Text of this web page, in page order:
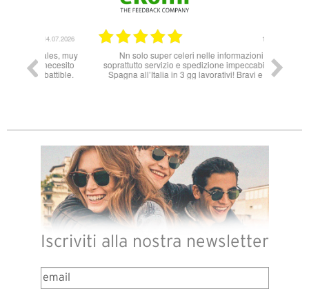
Nn solo super celeri nelle informazioni ma
soprattutto servizio e spedizione impeccabili! Dalla
Spagna all’Italia in 3 gg lavorativi! Bravi e grazie
Iscriviti alla nostra newsletter